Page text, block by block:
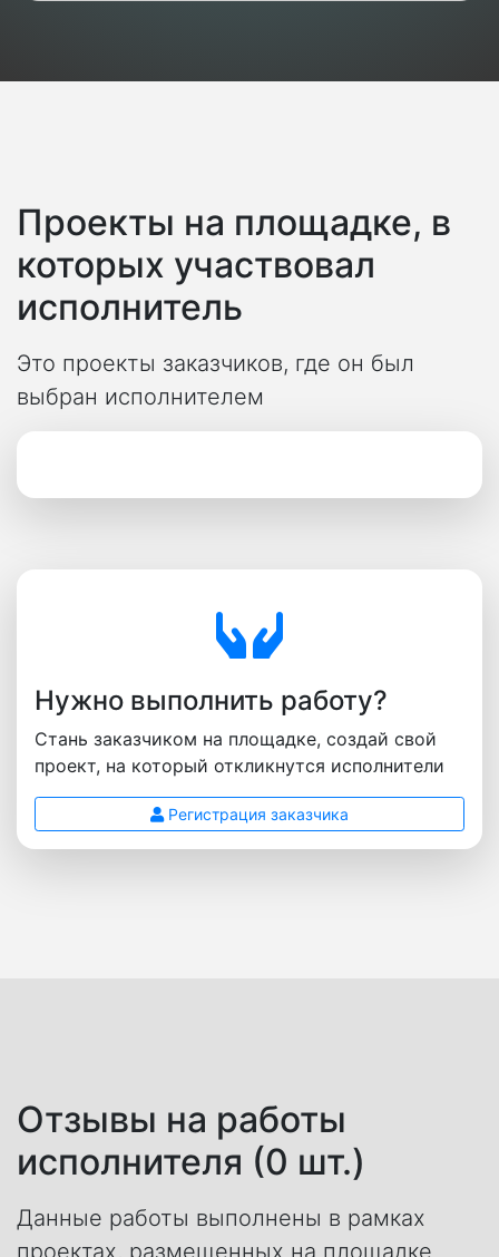
Проекты на площадке, в
которых участвовал
исполнитель
Это проекты заказчиков, где он был
выбран исполнителем
Нужно выполнить работу?
Стань заказчиком на площадке, создай свой
проект, на который откликнутся исполнители
Регистрация заказчика
Отзывы на работы
исполнителя (0 шт.)
Данные работы выполнены в рамках